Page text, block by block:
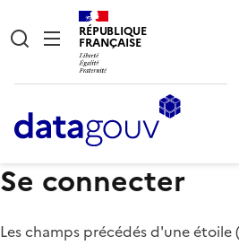
RÉPUBLIQUE
FRANÇAISE
Se connecter
Les champs précédés d'une étoile (